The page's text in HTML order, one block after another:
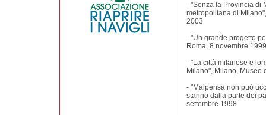
- "Senza la Provincia di
metropolitana di
2003
- "Un grande progetto
Roma, 8 novembre 1999
- "La città milanese e
Milano", Milano, Museo
- "Malpensa non può
stanno dalla parte dei
settembre 1998